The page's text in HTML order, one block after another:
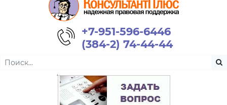
+7-951-596-6446
(384-2) 74-44-44